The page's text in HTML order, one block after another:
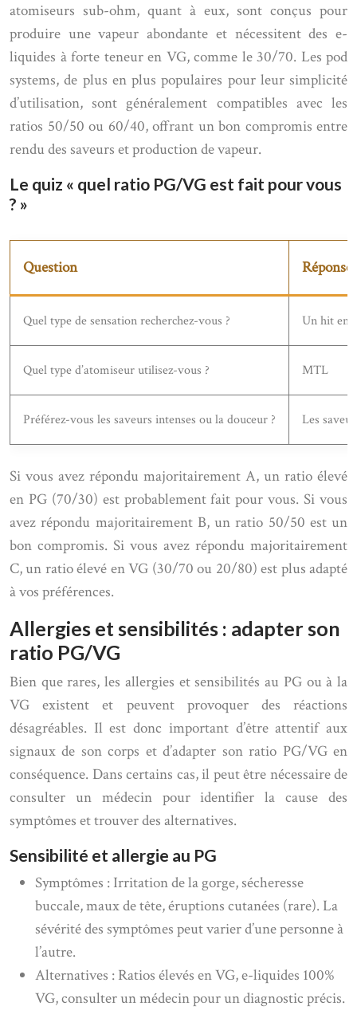
atomiseurs sub-ohm, quant à eux, sont conçus pour
produire une vapeur abondante et nécessitent des e-
liquides à forte teneur en VG, comme le 30/70. Les pod
systems, de plus en plus populaires pour leur simplicité
d’utilisation, sont généralement compatibles avec les
ratios 50/50 ou 60/40, offrant un bon compromis entre
rendu des saveurs et production de vapeur.
Le quiz « quel ratio PG/VG est fait pour vous
? »
Question
Quel type de sensation recherchez-vous ? Un hit en
Quel type d’atomiseur utilisez-vous ? MTL
Préférez-vous les saveurs intenses ou la douceur ? Les
Si vous avez répondu majoritairement A, un ratio élevé
en PG (70/30) est probablement fait pour vous. Si vous
avez répondu majoritairement B, un ratio 50/50 est un
bon compromis. Si vous avez répondu majoritairement
C, un ratio élevé en VG (30/70 ou 20/80) est plus adapté
à vos préférences.
Allergies et sensibilités : adapter son
ratio PG/VG
Bien que rares, les allergies et sensibilités au PG ou à la
VG existent et peuvent provoquer des réactions
désagréables. Il est donc important d’être attentif aux
signaux de son corps et d’adapter son ratio PG/VG en
conséquence. Dans certains cas, il peut être nécessaire de
consulter un médecin pour identifier la cause des
symptômes et trouver des alternatives.
Sensibilité et allergie au PG
Symptômes : Irritation de la gorge, sécheresse
buccale, maux de tête, éruptions cutanées (rare). La
sévérité des symptômes peut varier d’une personne à
l’autre.
Alternatives : Ratios élevés en VG, e-liquides 100%
VG, consulter un médecin pour un diagnostic précis.